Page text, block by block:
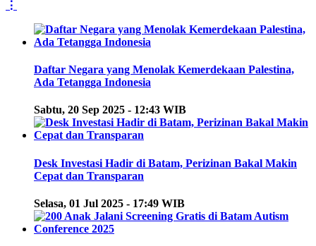
⋮
Daftar Negara yang Menolak Kemerdekaan Palestina,
Ada Tetangga Indonesia
Sabtu, 20 Sep 2025 - 12:43 WIB
Desk Investasi Hadir di Batam, Perizinan Bakal Makin
Cepat dan Transparan
Selasa, 01 Jul 2025 - 17:49 WIB